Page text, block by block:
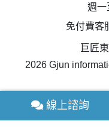
週一
免付費客
巨匠
2026 Gjun
線上諮詢